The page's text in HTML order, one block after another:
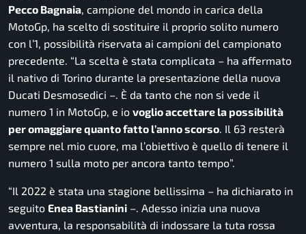
Pecco Bagnaia , campione del mondo in carica della
MotoGp, ha scelto di sostituire il proprio solito numero
con l’1, possibilità riservata ai campioni del campionato
precedente. “La scelta è stata complicata – ha affermato
il nativo di Torino durante la presentazione della nuova
Ducati Desmosedici – . È da tanto che non si vede il
numero 1 in MotoGp, e io voglio accettare la possibilità
per omaggiare quanto fatto l’anno scorso . Il 63 resterà
sempre nel mio cuore, ma l’obiettivo è quello di tenere il
numero 1 sulla moto per ancora tanto tempo”.
“Il 2022 è stata una stagione bellissima – ha dichiarato in
seguito Enea Bastianini – . Adesso inizia una nuova
avventura, la responsabilità di indossare la tuta rossa